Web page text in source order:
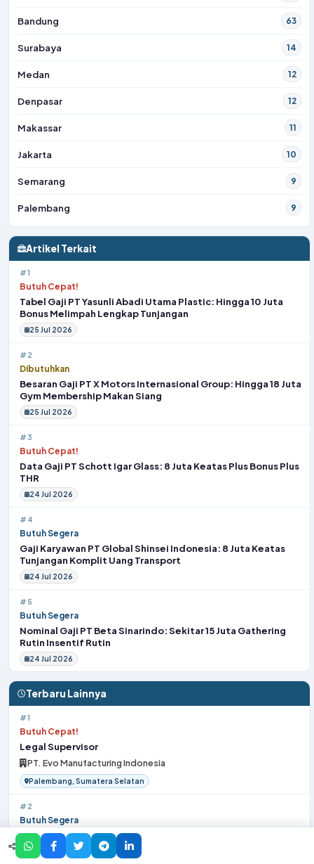
Bandung 63
Surabaya 14
Medan 12
Denpasar 12
Makassar 11
Jakarta 10
Semarang 9
Palembang 9
Artikel Terkait
#1
Butuh Cepat!
Tabel Gaji PT Yasunli Abadi Utama Plastic: Hingga 10 Juta
Bonus Melimpah Lengkap Tunjangan
25 Jul 2026
#2
Dibutuhkan
Besaran Gaji PT X Motors Internasional Group: Hingga 18 Juta
Gym Membership Makan Siang
25 Jul 2026
#3
Butuh Cepat!
Data Gaji PT Schott Igar Glass: 8 Juta Keatas Plus Bonus Plus
THR
24 Jul 2026
#4
Butuh Segera
Gaji Karyawan PT Global Shinsei Indonesia: 8 Juta Keatas
Tunjangan Komplit Uang Transport
24 Jul 2026
#5
Butuh Segera
Nominal Gaji PT Beta Sinarindo: Sekitar 15 Juta Gathering
Rutin Insentif Rutin
24 Jul 2026
Terbaru Lainnya
#1
Butuh Cepat!
Legal Supervisor
PT. Evo Manufacturing Indonesia
Palembang, Sumatera Selatan
#2
Butuh Segera
Branch Manager Medan
Hypefast